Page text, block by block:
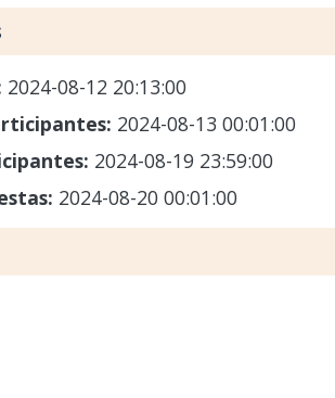
2024-08-12 20:13:00
2024-08-13 00:01:00
2024-08-19 23:59:00
2024-08-20 00:01:00